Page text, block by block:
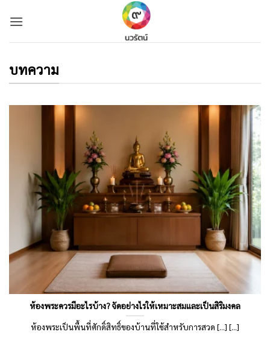
บทความ
ห้องพระควรมีอะไรบ้าง? จัดอย่างไรให้เหมาะสมและเป็นสิริมงคล
ห้องพระเป็นพื้นที่ศักดิ์สิทธิ์ของบ้านที่ใช้สำหรับการสวด [...] [...]